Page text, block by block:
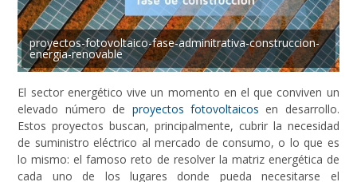
proyectos-fotovoltaico-fase-adminitrativa-construccion-
energia-renovable
El sector energético vive un momento en el que conviven un
elevado número de proyectos fotovoltaicos en desarrollo.
Estos proyectos buscan, principalmente, cubrir la necesidad
de suministro eléctrico al mercado de consumo, o lo que es
lo mismo: el famoso reto de resolver la matriz energética de
cada uno de los lugares donde pueda necesitarse el